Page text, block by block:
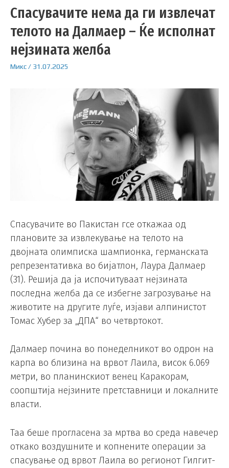
Спасувачите нема да ги извлечат
телото на Далмаер – Ќе исполнат
нејзината желба
Микс/ 31.07.2025
Спасувачите во Пакистан гсе откажаа од
плановите за извлекување на телото на
двојната олимписка шампионка, германската
репрезентативка во бијатлон, Лаура Далмаер
(31). Решија да ја испочитуваат нејзината
последна желба да се избегне загрозување на
животите на другите луѓе, изјави алпинистот
Томас Хубер за „ДПА“ во четвртокот.
Далмаер почина во понеделникот во одрон на
карпа во близина на врвот Лаила, висок 6.069
метри, во планинскиот венец Каракорам,
соопштија нејзините претставници и локалните
власти.
Таа беше прогласена за мртва во среда навечер
откако воздушните и копнените операции за
спасување од врвот Лаила во регионот Гилгит-